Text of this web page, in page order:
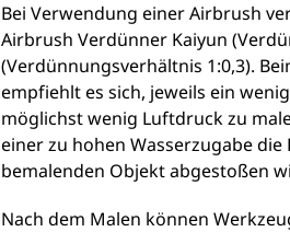
Bei Verwendung einer Airbrush
Airbrush Verdünner Kaiyun
(Verdünnungsverhältnis 1:0,3).
empfiehlt es sich, jeweils ein
möglichst wenig Luftdruck zu
einer zu hohen Wasserzugabe die
bemalenden Objekt abgestoßen
Nach dem Malen können